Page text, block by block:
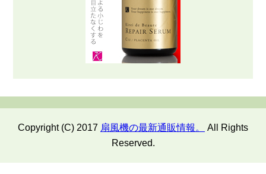
Copyright (C) 2017 扇風機の最新通販情報。
All Rights
Reserved.